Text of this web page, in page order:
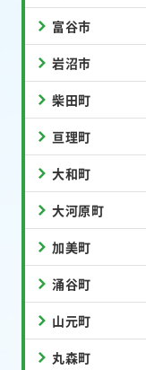
富谷市
岩沼市
柴田町
亘理町
大和町
大河原町
加美町
涌谷町
山元町
丸森町